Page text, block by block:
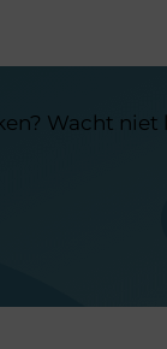
Wacht niet